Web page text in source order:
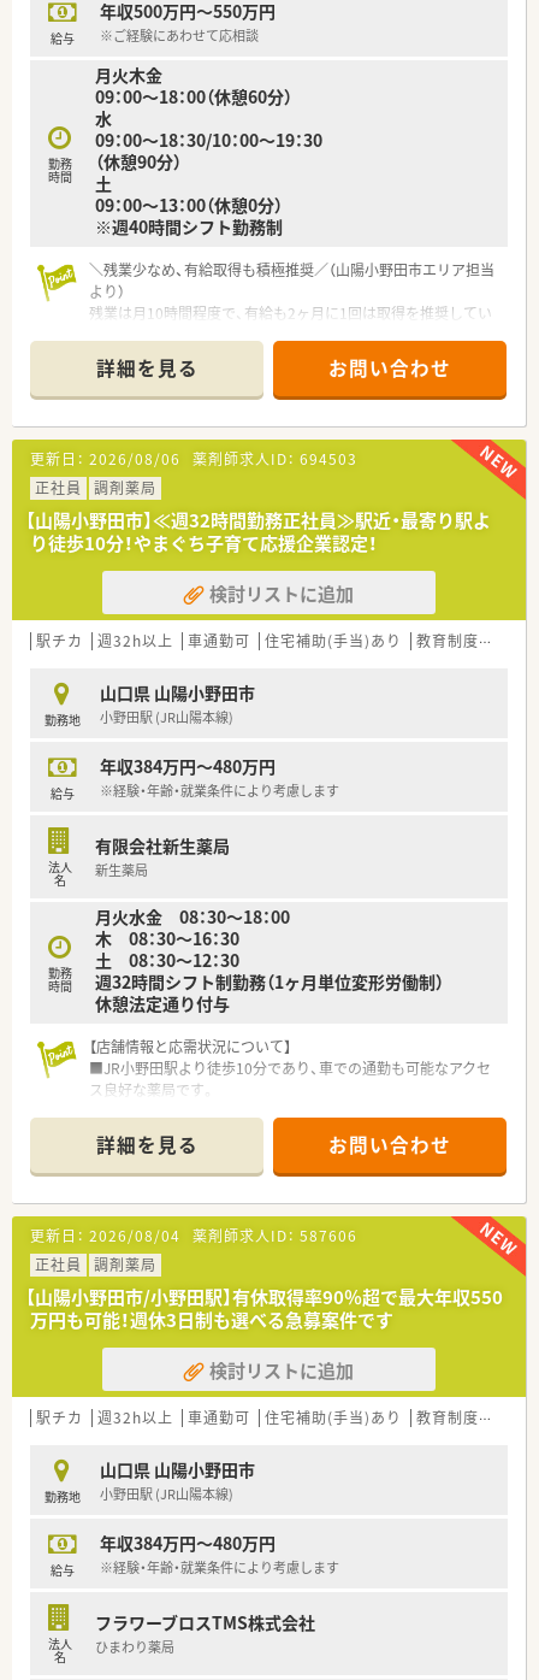
給与
年収500万円～550万円
※ご経験にあわせて応相談
勤務
時間
月火木金
09：00～18：00（休憩60分）
水
09：00～18：30/10：00～19：30
（休憩90分）
土
09：00～13：00（休憩0分）
※週40時間シフト勤務制
＼残業少なめ、有給取得も積極推奨／（山陽小野田市エリア担当
より）
残業は月10時間程度で、有給も2ヶ月に1回は取得を推奨してい
充実させたい方にぴったりの職場ですよ。
【店舗情報と応需状況について】
■小野田駅から車で4分ほどの場所に位置しており、内科や胃腸
科など幅広い科目の処方箋をメインに受け付けています。
■1日あたりの処方箋枚数は50枚から60枚程度で、薬剤師は常勤
4名体制により落ち着いて業務に取り組める環境です。
■在宅業務のウェイトが非常に大きいことが特徴で、月間1,000
件もの訪問対応を行い地域の健康を支えています。
【募集背景と求める人物像について】
■さらなる体制強化を目指して募集を行っており、特にラストの
時間帯まで勤務が可能な方を積極的に採用しています。
■30代から40代の経験豊富な方を求めており、将来的には管理
■地域の方々との信頼関係を大切にしているため、明るい笑顔で
円滑なコミュニケーションを図れる方を募集しています。
■山口県内に密着して3店舗を展開しており、民医連に加盟する
ことで地域に根ざした公平な医療の提供を目指します。
査システムを活用して業務の効率化を図っています。
■地域支援体制加算の取得やジェネリック普及率90％超など、
質の高い経営を実践し地域医療に大きく貢献しています。
【職場環境と雰囲気】
■平均年齢は45歳とベテランから中堅まで落ち着いた層が活躍
しており、困ったときも相談しやすい温かな雰囲気です。
■3店舗間は車で30分圏内と近く連携が取りやすい環境で、電子
薬歴などの最新ICTツールも全店舗で完備しています。
の対人業務に専念できるよう役割分担が明確な職場です。
詳細を見る お問い合わせ
更新日： 2026/08/06 薬剤師求人ID： 694503
正社員
調剤薬局
【山陽小野田市】≪週32時間勤務正社員≫駅近・最寄り駅よ
り徒歩10分！やまぐち子育て応援企業認定！
検討リストに追加
駅チカ 週32h以上 車通勤可 住宅補助(手当)あり 教育制度あり
勤務地
山口県 山陽小野田市
小野田駅 (JR山陽本線)
給与
年収384万円～480万円
※経験・年齢・就業条件により考慮します
法人
名
有限会社新生薬局
新生薬局
勤務
時間
月火水金 08：30～18：00
木 08：30～16：30
土 08：30～12：30
週32時間シフト制勤務（1ヶ月単位変形労働制）
休憩法定通り付与
【店舗情報と応需状況について】
■JR小野田駅より徒歩10分であり、車での通勤も可能なアクセ
ス良好な薬局です。
しています。
■処方箋枚数は1日平均50枚程度で、複数の薬剤師が協力して丁
寧に対応しています。
【業務内容】
■近隣のクリニックより内科、循環器などをメインに処方応需し
ています。
■処方箋枚数は約50枚/日程度です。
■週32時間勤務の募集です。土曜日の勤務は必須となります。3
連休の取得もご相談可能です。
【法人特徴について】
■山口県を中心に30店舗以上を展開し、地域社会への貢献を重
視する安定経営の企業です。
に積極的に取り組んでいます。
■有給休暇取得率は90％以上、育休復帰率は100％と、働きやす
さが数字にも表れています。
詳細を見る お問い合わせ
更新日： 2026/08/04 薬剤師求人ID： 587606
正社員
調剤薬局
【山陽小野田市/小野田駅】有休取得率90％超で最大年収550
万円も可能！週休3日制も選べる急募案件です
検討リストに追加
駅チカ 週32h以上 車通勤可 住宅補助(手当)あり 教育制度あり
勤務地
山口県 山陽小野田市
小野田駅 (JR山陽本線)
給与
年収384万円～480万円
※経験・年齢・就業条件により考慮します
法人
名
フラワーブロスTMS株式会社
ひまわり薬局